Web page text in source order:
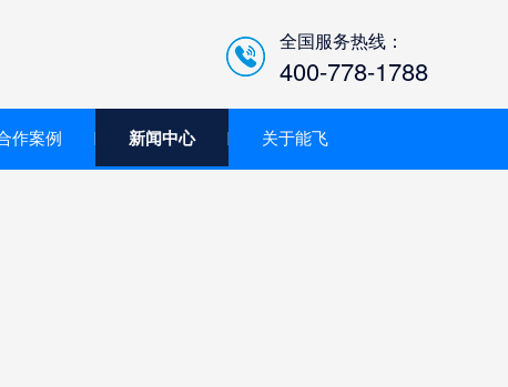
全国服务热线：
400-778-1788
作案例 新闻中心 关于能飞